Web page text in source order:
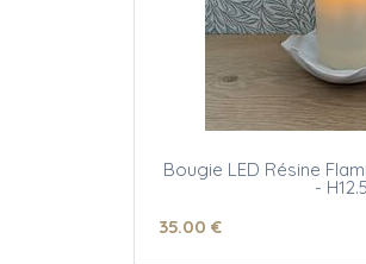
Bougie LED Résine
-
35.00 €